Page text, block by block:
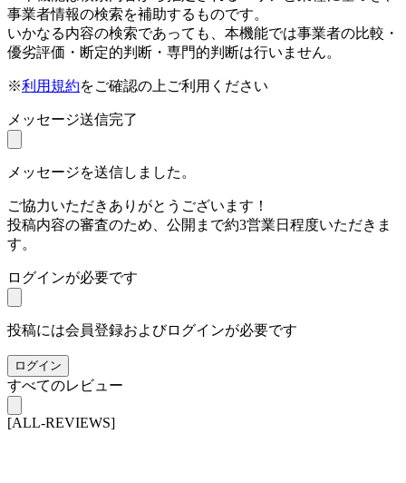
事業者情報の検索を補助するものです。
いかなる内容の検索であっても、本機能では事業者の比較・
優劣評価・断定的判断・専門的判断は行いません。
※利用規約をご確認の上ご利用ください
メッセージ送信完了
メッセージを送信しました。
ご協力いただきありがとうございます！
投稿内容の審査のため、公開まで約3営業日程度いただきま
す。
ログインが必要です
投稿には会員登録およびログインが必要です
ログイン
すべてのレビュー
[ALL-REVIEWS]